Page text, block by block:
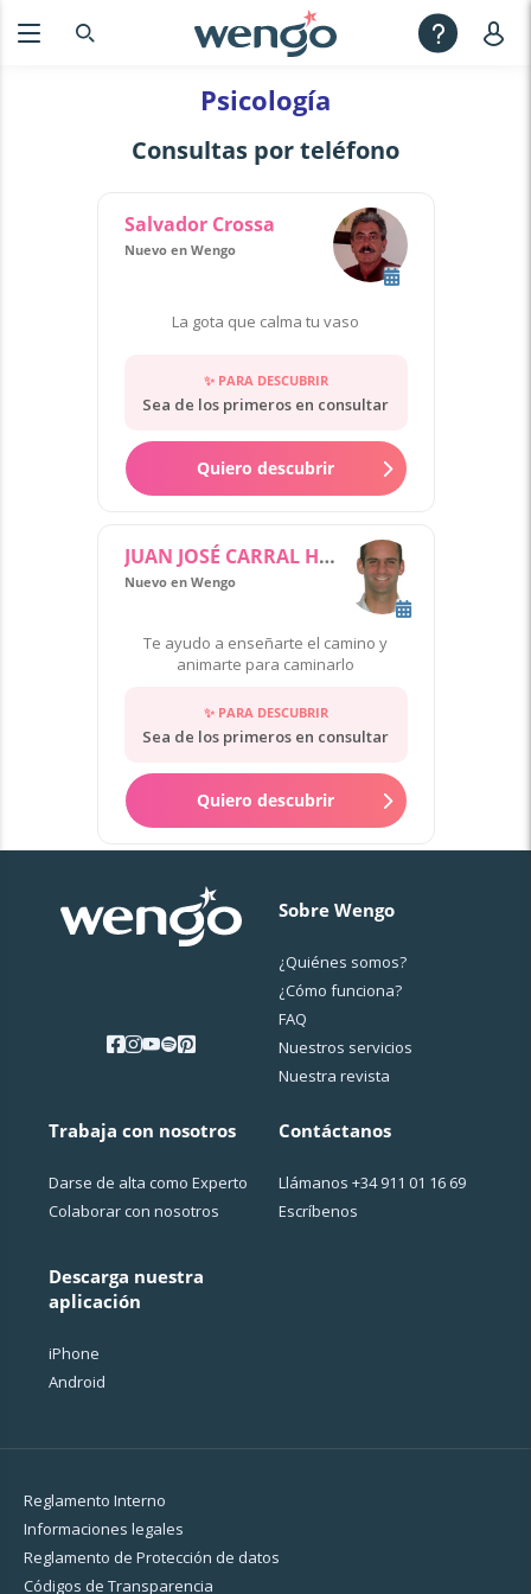
Psicología
Consultas por teléfono
Salvador Crossa
Nuevo en Wengo
La gota que calma tu vaso
✨ PARA DESCUBRIR
Sea de los primeros en consultar
Quiero descubrir
JUAN JOSÉ CARRAL HERNANDEZ
Nuevo en Wengo
Te ayudo a enseñarte el camino y
animarte para caminarlo
✨ PARA DESCUBRIR
Sea de los primeros en consultar
Quiero descubrir
Sobre Wengo
¿Quiénes somos?
¿Cо́mo funciona?
FAQ
Nuestros servicios
Nuestra revista
Trabaja con nosotros
Darse de alta como Experto
Colaborar con nosotros
Descarga nuestra
aplicación
iPhone
Android
Contáctanos
Llámanos +34 911 01 16 69
Escríbenos
Reglamento Interno
Informaciones legales
Reglamento de Protección de datos
Códigos de Transparencia